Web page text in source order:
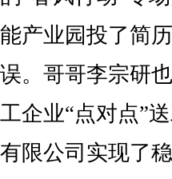
能产业园投了简
误。哥哥李宗研
工企业“点对点”
有限公司实现了